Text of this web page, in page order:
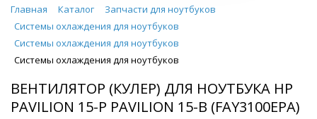
Главная Каталог
Запчасти для ноутбуков
Системы охлаждения для ноутбуков
Системы охлаждения для ноутбуков
Системы охлаждения для ноутбуков
ВЕНТИЛЯТОР (КУЛЕР) ДЛЯ НОУТБУКА HP
PAVILION 15-P PAVILION 15-B (FAY3100EPA)